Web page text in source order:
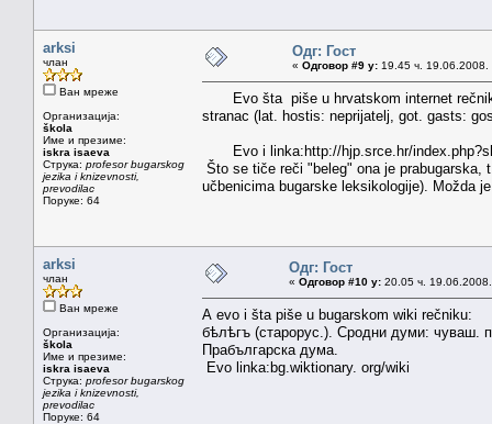
arksi
члан
Ван мреже
Организација:
škola
Име и презиме:
iskra isaeva
Струка: profesor bugarskog
jezika i knizevnosti,
prevodilac
Поруке: 64
Одг: Гост
« Одговор #9 у: 19.45 ч. 19.06.2008.
Evo šta piše u hrvatskom internet
stranac (lat. hostis: neprijatelj, got. gasts:
Evo i linka:http://hjp.srce.hr/
Što se tiče reči "beleg" ona je prabugarska,
učbenicima bugarske leksikologije). Možda
arksi
члан
Ван мреже
Организација:
škola
Име и презиме:
iskra isaeva
Струка: profesor bugarskog
jezika i knizevnosti,
prevodilac
Поруке: 64
Одг: Гост
« Одговор #10 у: 20.05 ч.
А evo i šta piše u bugarskom wiki rečniku:
бѣлѣгъ (старорус.). Сродни думи: чуваш.
Прабългарска дума.
Evo linka:bg.wiktionary. org/wiki